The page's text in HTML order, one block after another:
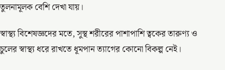
তুলনামূলক বেশি দেখা যায়।
স্বাস্থ্য বিশেষজ্ঞদের মতে, সুস্থ শরীরের পাশাপাশি ত্বকের তারুণ্য ও
চুলের স্বাস্থ্য ধরে রাখতে ধূমপান ত্যাগের কোনো বিকল্প নেই।